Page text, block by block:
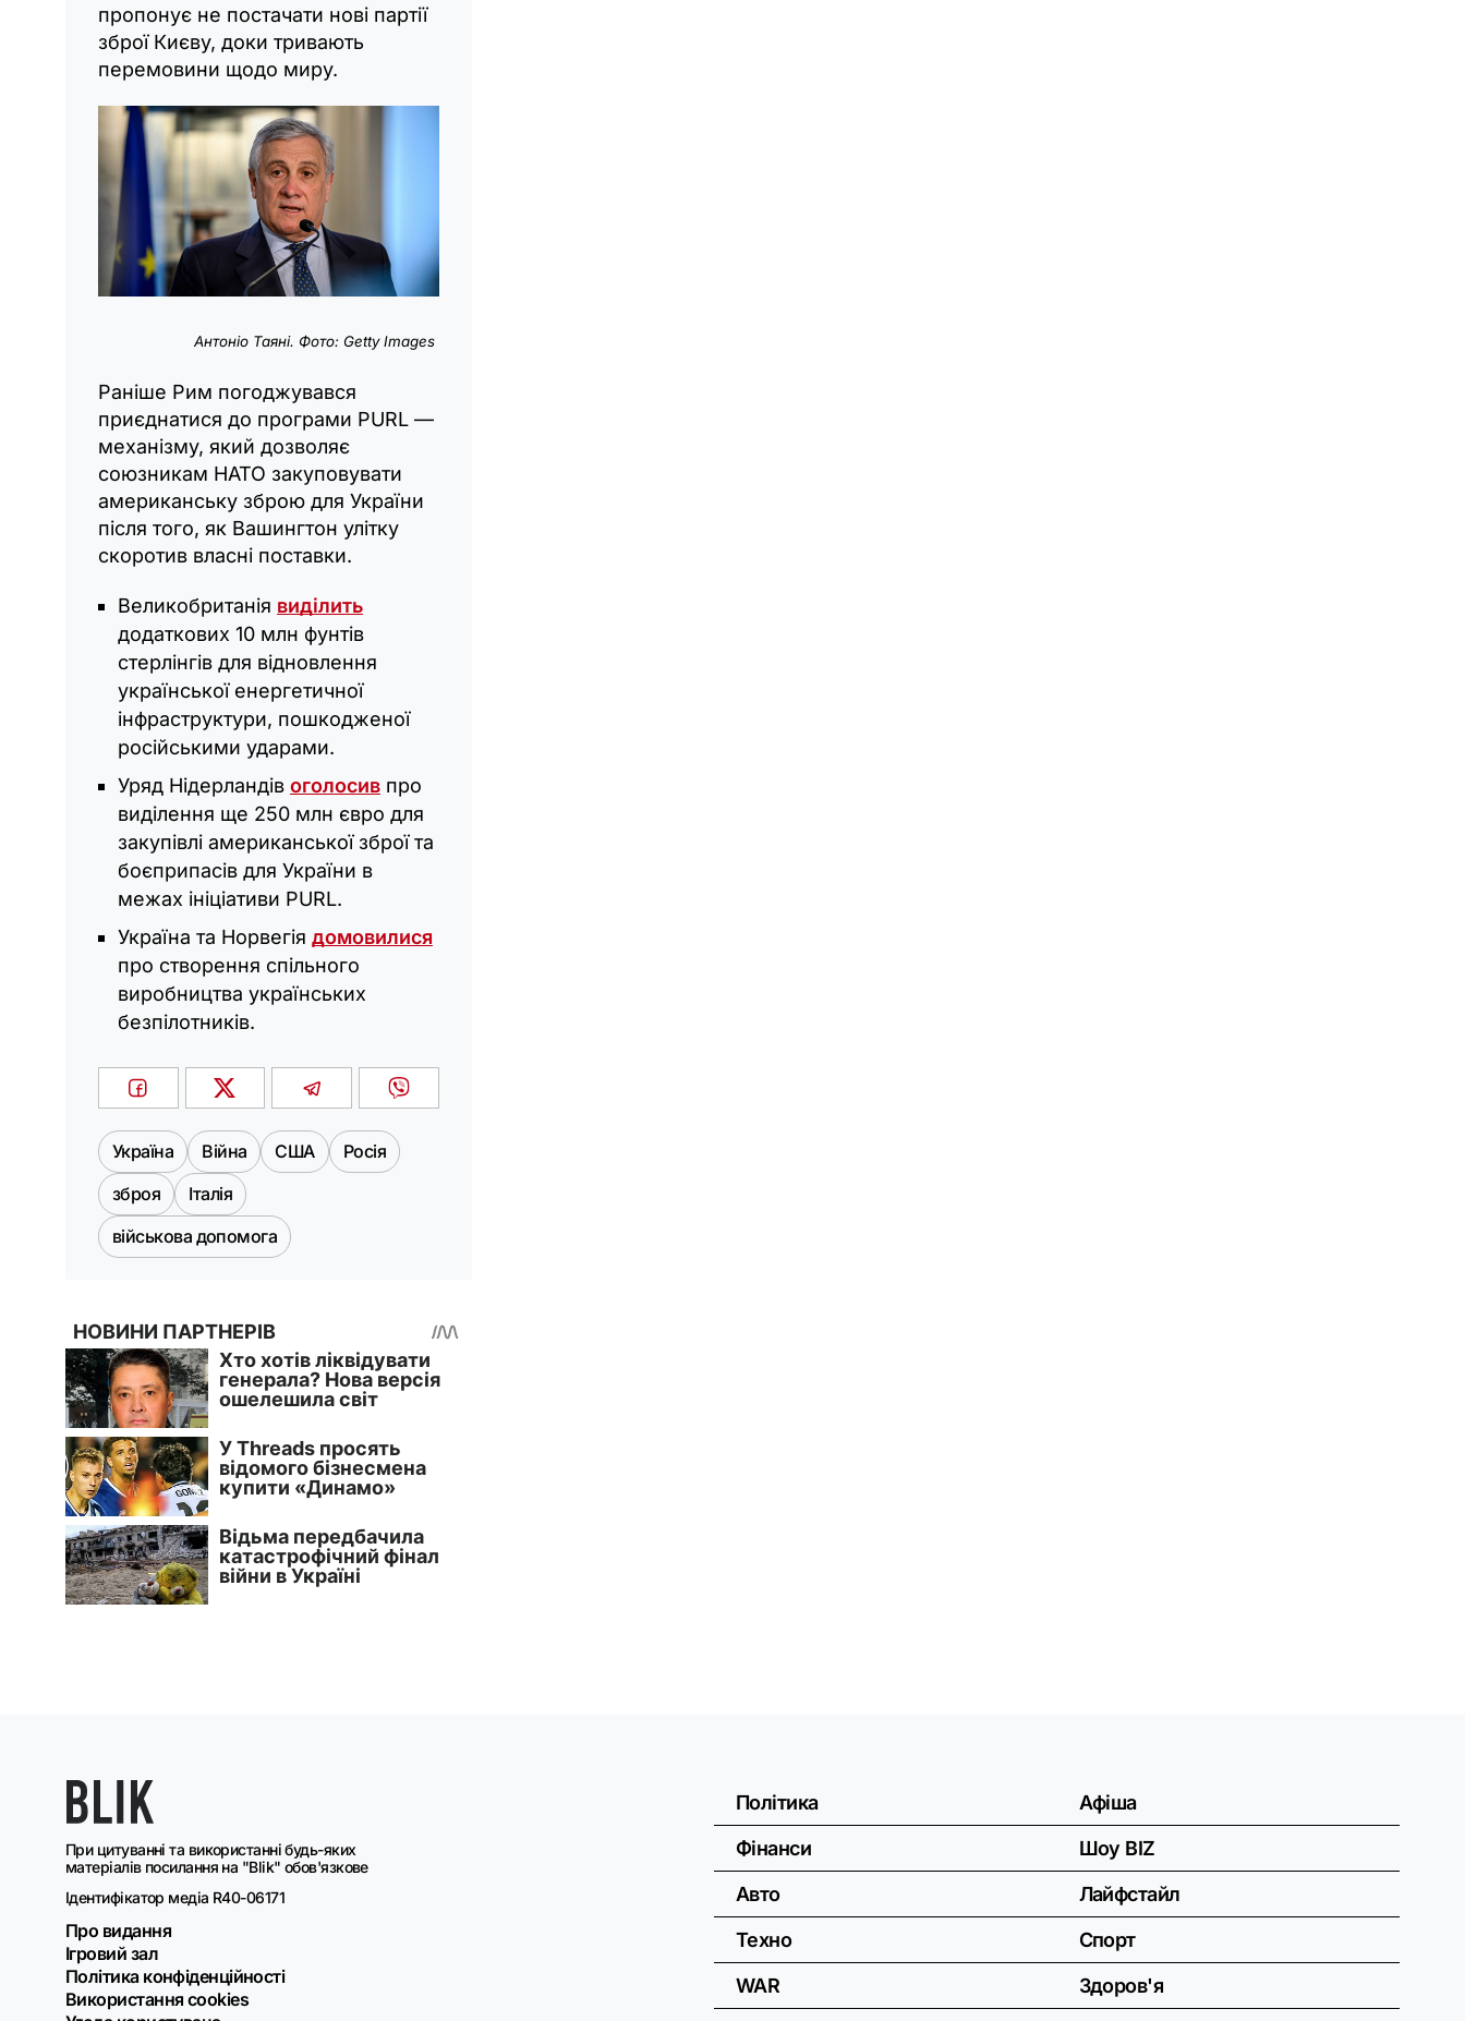
пропонує не постачати нові партії
зброї Києву, доки тривають
перемовини щодо миру.
Антоніо Таяні. Фото: Getty Images
Раніше Рим погоджувався
приєднатися до програми PURL —
механізму, який дозволяє
союзникам НАТО закуповувати
американську зброю для України
після того, як Вашингтон улітку
скоротив власні поставки.
Великобританія виділить
додаткових 10 млн фунтів
стерлінгів для відновлення
української енергетичної
інфраструктури, пошкодженої
російськими ударами.
Уряд Нідерландів оголосив про
виділення ще 250 млн євро для
закупівлі американської зброї та
боєприпасів для України в
межах ініціативи PURL.
Україна та Норвегія домовилися
про створення спільного
виробництва українських
безпілотників.
Україна Війна США
Росія
зброя
Італія
військова допомога
При цитуванні та використанні будь-яких
матеріалів посилання на "Blik" обов'язкове
Ідентифікатор медіа R40-06171
Про видання
Ігровий зал
Політика конфіденційності
Використання cookies
Політика
Фінанси
Авто
Техно
WAR
Афіша
Шоу BIZ
Лайфстайл
Спорт
Здоров'я